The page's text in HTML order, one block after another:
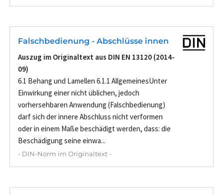
Falschbedienung - Abschlüsse innen
Auszug im Originaltext aus DIN EN 13120 (2014-
09)
6.1 Behang und Lamellen 6.1.1 AllgemeinesUnter
Einwirkung einer nicht üblichen, jedoch
vorhersehbaren Anwendung (Falschbedienung)
darf sich der innere Abschluss nicht verformen
oder in einem Maße beschädigt werden, dass: die
Beschädigung seine einwa...
- DIN-Norm im Originaltext -